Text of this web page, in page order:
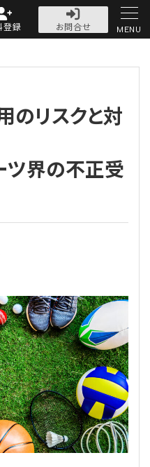
公益・一般法人オ
登録
お問合せ
MENU
のリスクと対
界の不正受